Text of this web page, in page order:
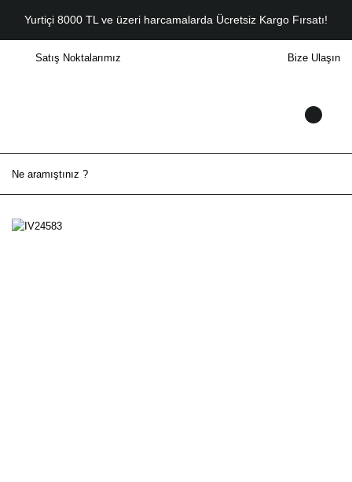
Yurtiçi 8000 TL ve üzeri harcamalarda Ücretsiz Kargo Fırsatı!
Satış Noktalarımız Bize Ulaşın